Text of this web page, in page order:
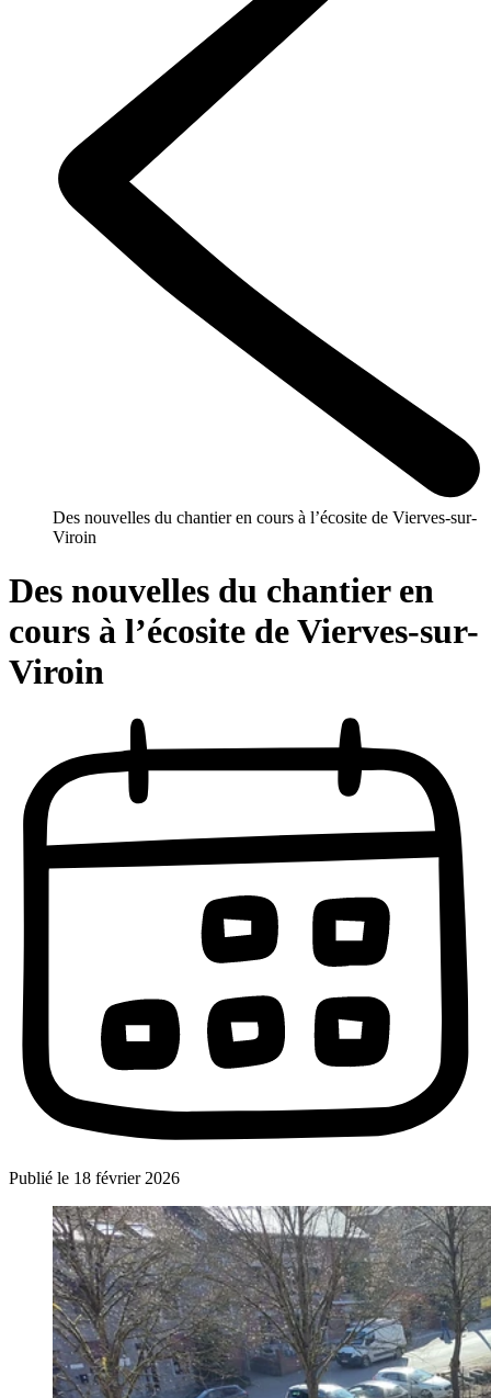
Des nouvelles du chantier en cours à l’écosite de Vierves-sur-
Viroin
Des nouvelles du chantier en
cours à l’écosite de Vierves-sur-
Viroin
Publié le 18 février 2026